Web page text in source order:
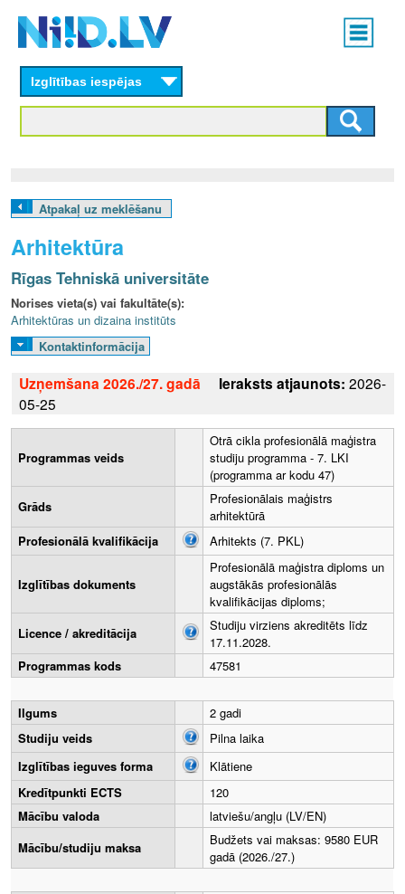
content
Main
menu
L
V
Izglītības iespējas
Atpakaļ uz meklēšanu
Arhitektūra
Rīgas Tehniskā universitāte
Norises vieta(s) vai fakultāte(s):
Arhitektūras un dizaina institūts
Kontaktinformācija
Uzņemšana 2026./27. gadā Ieraksts atjaunots: 2026-
05-25
Programmas veids
Otrā cikla profesionālā maģistra
studiju programma - 7. LKI
(programma ar kodu 47)
Grāds
Profesionālais maģistrs
arhitektūrā
Profesionālā kvalifikācija
Arhitekts (7. PKL)
Izglītības dokuments
Profesionālā maģistra diploms un
augstākās profesionālās
kvalifikācijas diploms;
Licence / akreditācija
Studiju virziens akreditēts līdz
17.11.2028.
Programmas kods
47581
Ilgums
2 gadi
Studiju veids
Pilna laika
Izglītības ieguves forma
Klātiene
Kredītpunkti ECTS
120
Mācību valoda
latviešu/angļu (LV/EN)
Mācību/studiju maksa
Budžets vai maksas: 9580 EUR
gadā (2026./27.)